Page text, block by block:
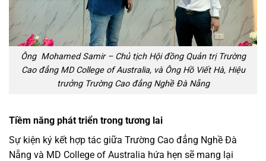
Ông Mohamed Samir – Chủ tịch Hội đồng Quản trị Trường
Cao đẳng MD College of Australia, và Ông Hồ Viết Hà, Hiệu
trưởng Trường Cao đẳng Nghề Đà Nẵng
Tiềm năng phát triển trong tương lai
Sự kiện ký kết hợp tác giữa Trường Cao đẳng Nghề Đà
Nẵng và MD College of Australia hứa hẹn sẽ mang lại